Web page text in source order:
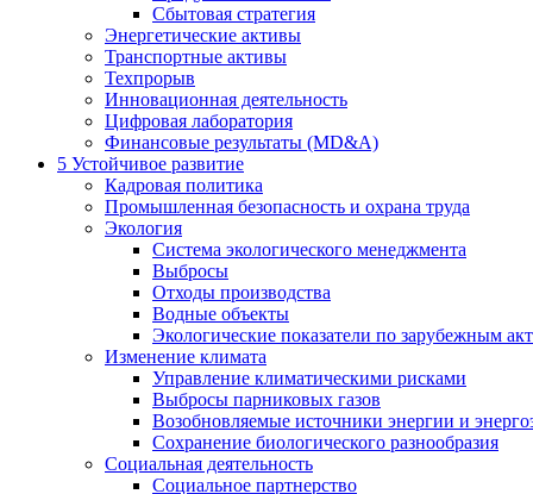
Сбытовая стратегия
Энергетические активы
Транспортные активы
Техпрорыв
Инновационная деятельность
Цифровая лаборатория
Финансовые результаты (MD&A)
5 Устойчивое развитие
Кадровая политика
Промышленная безопасность и охрана труда
Экология
Система экологического менеджмента
Выбросы
Отходы производства
Водные объекты
Экологические показатели по зарубежным
Изменение климата
Управление климатическими рисками
Выбросы парниковых газов
Возобновляемые источники энергии и
Сохранение биологического разнообразия
Социальная деятельность
Социальное партнерство